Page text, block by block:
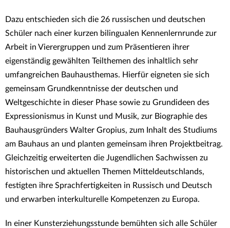
Dazu entschieden sich die 26 russischen und deutschen
Schüler nach einer kurzen bilingualen Kennenlernrunde zur
Arbeit in Vierergruppen und zum Präsentieren ihrer
eigenständig gewählten Teilthemen des inhaltlich sehr
umfangreichen Bauhausthemas. Hierfür eigneten sie sich
gemeinsam Grundkenntnisse der deutschen und
Weltgeschichte in dieser Phase sowie zu Grundideen des
Expressionismus in Kunst und Musik, zur Biographie des
Bauhausgründers Walter Gropius, zum Inhalt des Studiums
am Bauhaus an und planten gemeinsam ihren Projektbeitrag.
Gleichzeitig erweiterten die Jugendlichen Sachwissen zu
historischen und aktuellen Themen Mitteldeutschlands,
festigten ihre Sprachfertigkeiten in Russisch und Deutsch
und erwarben interkulturelle Kompetenzen zu Europa.
In einer Kunsterziehungsstunde bemühten sich alle Schüler